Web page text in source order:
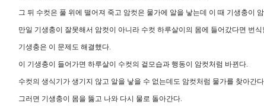
그 뒤 수컷은 풀 위에 떨어져 죽고 암컷은 물가에 알을 낳는데 이 때 기생충이
만일 기생충이 잘못해서 암컷이 아니라 수컷 하루살이의 몸에 들어갔다면 번식
기생충은 이 문제도 해결했다.
이 기생충이 들어가면 하루살이 수컷의 겉모습과 행동이 암컷처럼 바뀐다.
수컷의 생식기가 생기지 않고 알을 낳을 수 없는데도 암컷처럼 물가를 찾아간
그러면 기생충이 몸을 뚫고 나와 다시 물로 돌아간다.